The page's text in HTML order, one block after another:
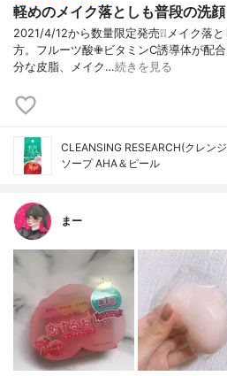
軽めのメイク落としも普段の洗顔
2021/4/12から数量限定発売❕❕メイク落
方。フルーツ酸✙ビタミンC誘導体が配
分な皮脂、メイク…続きを見る
CLEANSING RESEARCH(クレン
ソープ AHA＆ピール
まー